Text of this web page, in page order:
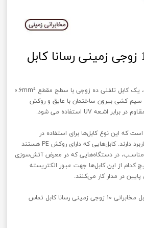
کابل مخابراتی زمینی 0.6×2×10، یک کابل تلفنی ده زوجی با سطح مقطع 0.6mm²
کشی بیرون ساختمان با عایق و روکش
کد فنی این کابل A2Y (St) 2Y است که این نوع کابل‌ها برای استفاده در
قسمت‌های بیرونی ساختمان کاربرد دارند. کابل‌هایی که دارای روکش PE هستند
مناسـب، در دستگاه‌هایی که در معرض آتش‌سوزی
کدام از این کابل‌ها جهت عبـور الکتریسته
در مدار کار می‌کنند.
برای استعلام قیمت و خرید کابل مخابراتی 10 زوجی زمینی رسانا کابل تماس